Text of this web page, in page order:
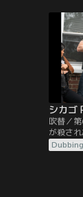
拠を集
せるこ
クは、
シカゴ
吹替／
が殺さ
きな影響
理は、容
Dubbing